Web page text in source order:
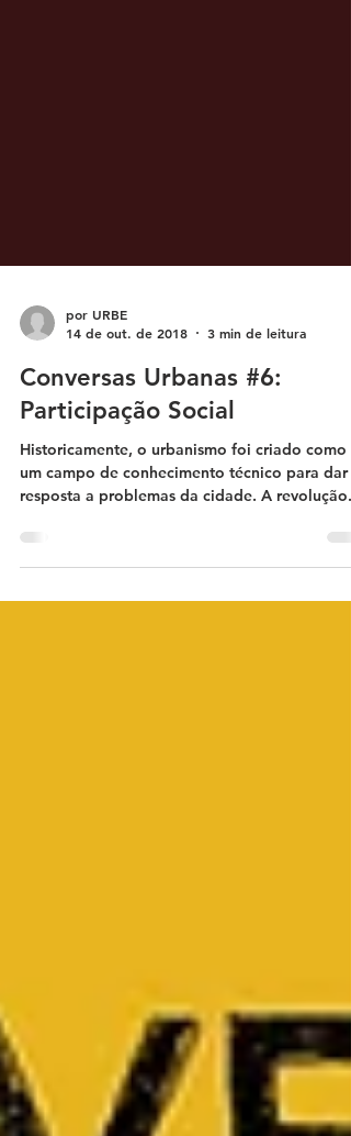
por URBE
14 de out. de 2018
3 min de leitura
Conversas Urbanas #6:
Participação Social
um campo de conhecimento técnico para dar
resposta a problemas da cidade. A revolução...